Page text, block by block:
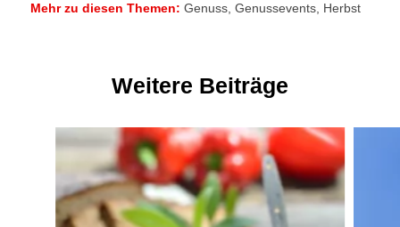
Mehr zu diesen Themen: Genuss, Genussevents, Herbst
Weitere Beiträge